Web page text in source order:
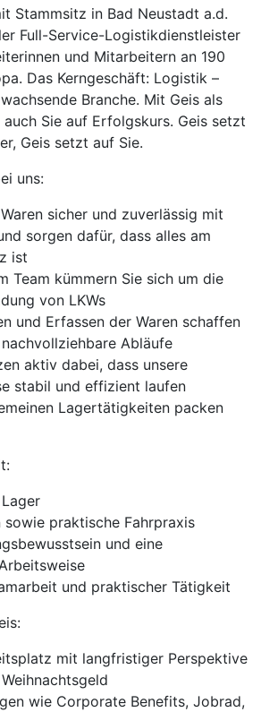
Stammsitz in Bad Neustadt a.d.
Full-Service-Logistikdienstleister
und Mitarbeitern an 190
Das Kerngeschäft: Logistik –
Branche. Mit Geis als
Sie auf Erfolgskurs. Geis setzt
Geis setzt auf Sie.
uns:
sicher und zuverlässig mit
sorgen dafür, dass alles am
ist
Team kümmern Sie sich um die
von LKWs
und Erfassen der Waren schaffen
Abläufe
aktiv dabei, dass unsere
stabil und effizient laufen
Lagertätigkeiten packen
sowie praktische Fahrpraxis
und eine
und praktischer Tätigkeit
mit langfristiger Perspektive
wie Corporate Benefits, Jobrad,